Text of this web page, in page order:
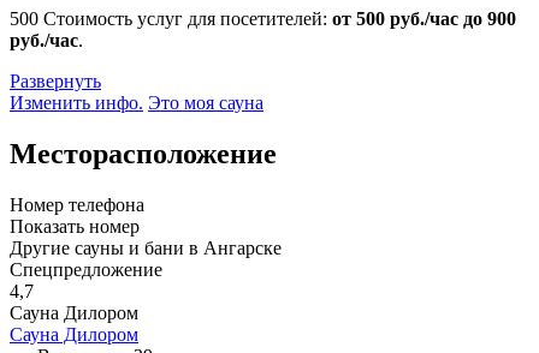
500 Стоимость услуг для посетителей: от 500 руб./час до 900
руб./час.
Развернуть
Изменить инфо. Это моя сауна
Месторасположение
Номер телефона
Показать номер
Другие сауны и бани в Ангарске
Спецпредложение
4,7
Сауна Дилором
Сауна Дилором